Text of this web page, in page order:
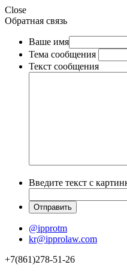
Close
Обратная связь
Ваше имя
Тема сообщения
Текст сообщения
Введите текст с
@ipprotm
kr@ipprolaw.com
+7(861)278-51-26